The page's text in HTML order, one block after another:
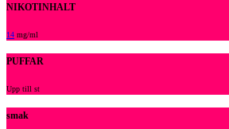
NIKOTINHALT
14 mg/ml
PUFFAR
Upp till st
smak